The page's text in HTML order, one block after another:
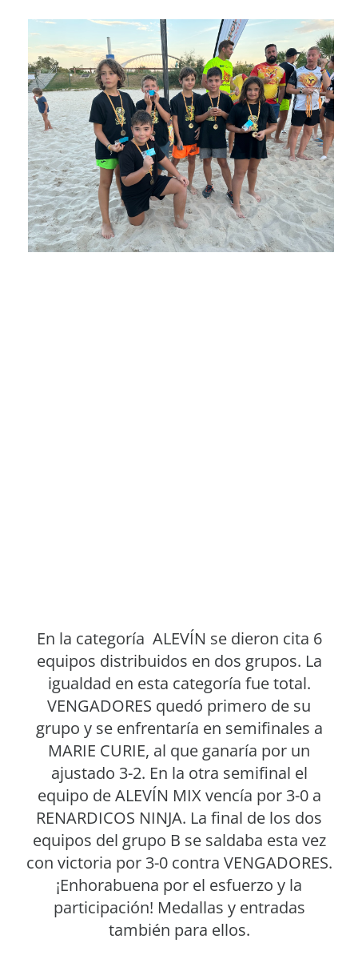
En la categoría ALEVÍN se dieron cita 6
equipos distribuidos en dos grupos. La
igualdad en esta categoría fue total.
VENGADORES quedó primero de su
grupo y se enfrentaría en semifinales a
MARIE CURIE, al que ganaría por un
ajustado 3-2. En la otra semifinal el
equipo de ALEVÍN MIX vencía por 3-0 a
RENARDICOS NINJA. La final de los dos
equipos del grupo B se saldaba esta vez
con victoria por 3-0 contra VENGADORES.
¡Enhorabuena por el esfuerzo y la
participación! Medallas y entradas
también para ellos.